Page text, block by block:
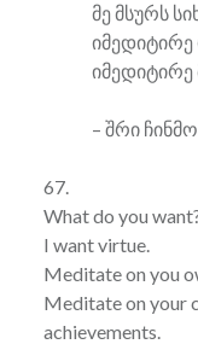
მე მსურს
იმედიტირე
– შრი
67.
What do you
I want virtue.
Meditate on you
Meditate on your
achievements.